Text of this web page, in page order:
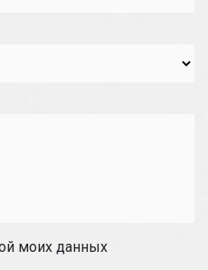
моих данных